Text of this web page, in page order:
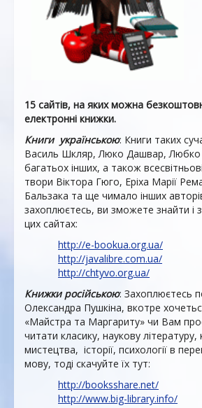
15 сайтів, на якихможна
електронні книжки.
Книги українською: Книги таких
Василь Шкляр, Люко Дашвар,
багатьох інших, а також
твори Віктора Гюго, Еріха Марії
Бальзака та ще чимало інших
захоплюєтесь, ви зможете знайти і
цих сайтах:
http://e-bookua.org.ua/
http://javalibre.com.ua/
http://chtyvo.org.ua/
Книжки російською: Захоплюєтесь
Олександра Пушкіна, вкотре
«Майстра та Маргариту» чи Вам
читати класику, наукову літературу,
мистецтва, історії, психології в
мову, тоді скачуйте їх тут:
http://booksshare.net/
http://www.big-library.info/